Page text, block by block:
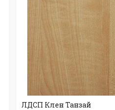
ЛДСП Клен Танзай